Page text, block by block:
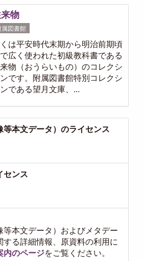
物
属図書館
は平安時代末期から明治前期頃
広く使われた初級教科書である
物（おうらいもの）のコレクシ
ンです。附属図書館特別コレクシ
ンである望月文庫、...
等本文データ）のライセンス
センス
等本文データ）およびメタデー
する詳細情報、原資料の利用に
内のページをご覧ください。